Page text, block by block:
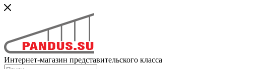
Интернет-магазин представительского класса